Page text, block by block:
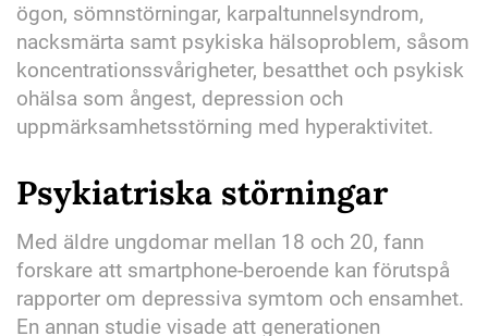
ögon, sömnstörningar, karpaltunnelsyndrom,
nacksmärta samt psykiska hälsoproblem, såsom
koncentrationssvårigheter, besatthet och psykisk
ohälsa som ångest, depression och
uppmärksamhetsstörning med hyperaktivitet.
Psykiatriska störningar
Med äldre ungdomar mellan 18 och 20, fann
forskare att smartphone-beroende kan förutspå
rapporter om depressiva symtom och ensamhet.
En annan studie visade att generationen